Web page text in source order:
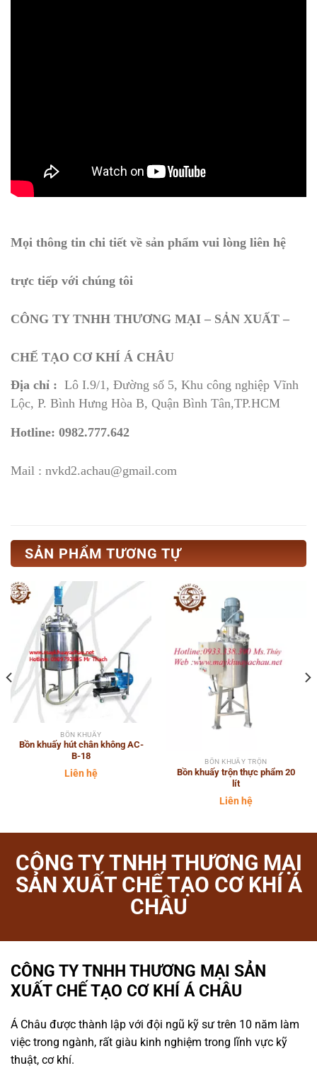
Mọi thông tin chi tiết về sản phẩm vui lòng liên hệ
trực tiếp với chúng tôi
CÔNG TY TNHH THƯƠNG MẠI – SẢN XUẤT –
CHẾ TẠO CƠ KHÍ Á CHÂU
Địa chỉ : Lô I.9/1, Đường số 5, Khu công nghiệp Vĩnh
Lộc, P. Bình Hưng Hòa B, Quận Bình Tân,TP.HCM
Hotline: 0982.777.642
Mail : nvkd2.achau@gmail.com
SẢN PHẨM TƯƠNG TỰ
BỒN KHUẤY
Bồn khuấy hút chân không AC-
B-18
Liên hệ
BỒN KHUẤY TRỘN
Bồn khuấy trộn thực phẩm 20
lít
Liên hệ
CÔNG TY TNHH THƯƠNG MẠI
SẢN XUẤT CHẾ TẠO CƠ KHÍ Á
CHÂU
CÔNG TY TNHH THƯƠNG MẠI SẢN
XUẤT CHẾ TẠO CƠ KHÍ Á CHÂU
Á Châu được thành lập với đội ngũ kỹ sư trên 10 năm làm
việc trong ngành, rất giàu kinh nghiệm trong lĩnh vực kỹ
thuật, cơ khí.